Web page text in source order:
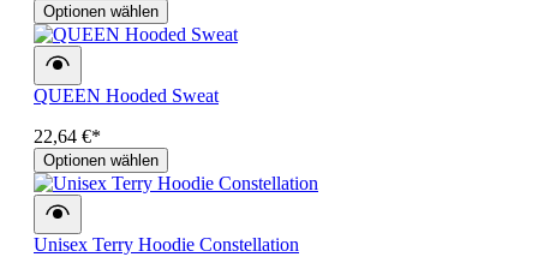
Optionen wählen
QUEEN Hooded Sweat
22,64 €*
Optionen wählen
Unisex Terry Hoodie Constellation